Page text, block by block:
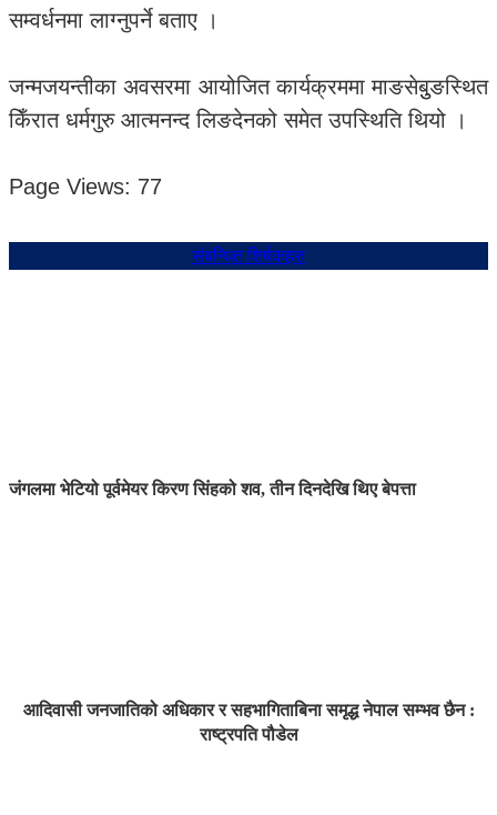
सम्वर्धनमा लाग्नुपर्ने बताए ।
जन्मजयन्तीका अवसरमा आयोजित कार्यक्रममा माङसेबुुङस्थित
किँरात धर्मगुरु आत्मनन्द लिङदेनको समेत उपस्थिति थियो ।
Page Views: 77
संबन्धित शिर्षकहरु
जंगलमा भेटियो पूर्वमेयर किरण सिंहको शव, तीन दिनदेखि थिए बेपत्ता
आदिवासी जनजातिको अधिकार र सहभागिताबिना समृद्ध नेपाल सम्भव छैन :
राष्ट्रपति पौडेल